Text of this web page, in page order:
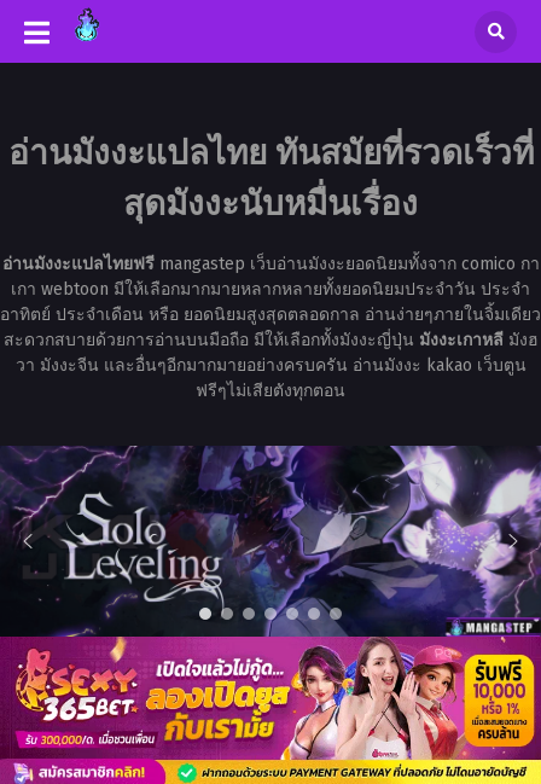
อ่านมังงะแปลไทย ทันสมัยที่รวดเร็วที่
สุดมังงะนับหมื่นเรื่อง
อ่านมังงะแปลไทยฟรีmangastep เว็บอ่านมังงะยอดนิยมทั้งจาก comico กา
เกา webtoon มีให้เลือกมากมายหลากหลายทั้งยอดนิยมประจำวัน ประจำ
อาทิตย์ ประจำเดือน หรือ ยอดนิยมสูงสุดตลอดกาล อ่านง่ายๆภายในจิ้มเดียว
สะดวกสบายด้วยการอ่านบนมือถือ มีให้เลือกทั้งมังงะญี่ปุ่น มังงะเกาหลีมังฮ
วา มังงะจีน และอื่นๆอีกมากมายอย่างครบครัน อ่านมังงะ kakao เว็บตูน
ฟรีๆไม่เสียตังทุกตอน